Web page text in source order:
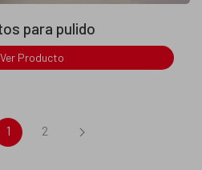
para pulido
Producto
1 2